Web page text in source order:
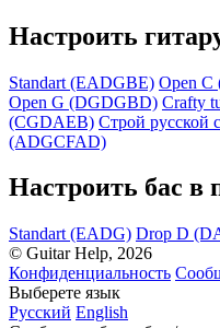
Настроить
Standart (EADGBE) Open C
Open G (DGDGBD) Crafty
(CGDAEB) Строй русской
(ADGCFAD)
Настроить бас в
Standart (EADG) Drop D
© Guitar Help, 2026
Конфиденциальность
Выберете язык
Русский English